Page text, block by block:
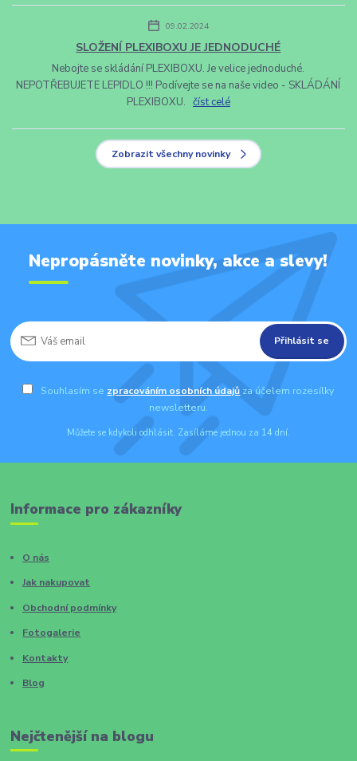
09.02.2024
SLOŽENÍ PLEXIBOXU JE JEDNODUCHÉ
Nebojte se skládání PLEXIBOXU. Je velice jednoduché.
NEPOTŘEBUJETE LEPIDLO !!! Podívejte se na naše video - SKLÁDÁNÍ
PLEXIBOXU. číst celé
Zobrazit všechny novinky
Nepropásněte novinky, akce a slevy!
Přihlásit se
Souhlasím se zpracováním osobních údajů za účelem rozesílky
newsletteru.
Můžete se kdykoli odhlásit. Zasíláme jednou za 14 dní.
Informace pro zákazníky
O nás
Jak nakupovat
Obchodní podmínky
Fotogalerie
Kontakty
Blog
Nejčtenější na blogu